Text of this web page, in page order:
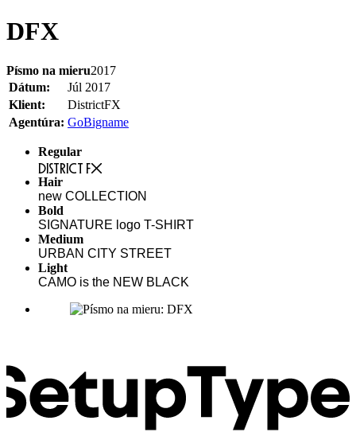
DFX
Písmo na mieru2017
Dátum:
Júl 2017
Klient:
DistrictFX
Agentúra: GoBigname
Regular
DISTRICT FX
Hair
new COLLECTION
Bold
SIGNATURE logo T-SHIRT
Medium
URBAN CITY STREET
Light
CAMO is the NEW BLACK